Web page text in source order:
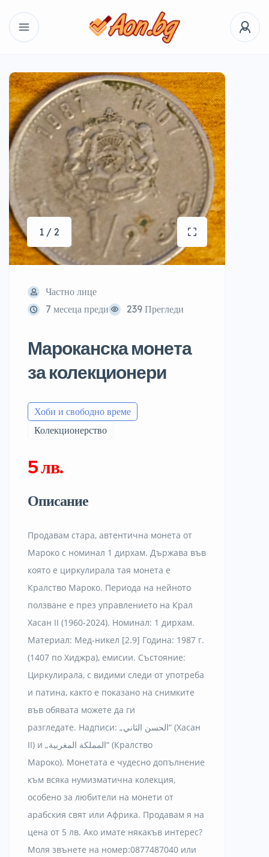
1 / 2
Частно лице
7 месеца преди
239 Прегледи
Мароканска монета
за колекционери
Хоби и свободно време
Колекционерство
5 лв.
Описание
Продавам стара, автентична монета от
Мароко с номинал 1 дирхам. Държава във
която е циркулирала тая монета е
Кралство Мароко. Периода на нейното
ползване е през управлението на Крал
Хасан II (1960-2024). Номинал: 1 дирхам.
Материал: Мед-никел [2.9] Година: 1987 г.
(1407 по Хиджра), емисии. Състояние:
Циркулирала, с видими следи от употреба
и патина, както е показано на снимките
във обявата можете да ги
разгледате. Надписи: „الحسن الثاني“ (Хасан
II) и „المملكة المغربية“ (Кралство
Мароко). Монетата е чудесно допълнение
към всяка нумизматична колекция,
особено за любители на монети от
арабския свят или Африка. Продавам я на
цена от 5 лв. Ако имате някакъв интерес?
Моля звънете на номер:0877487040 или